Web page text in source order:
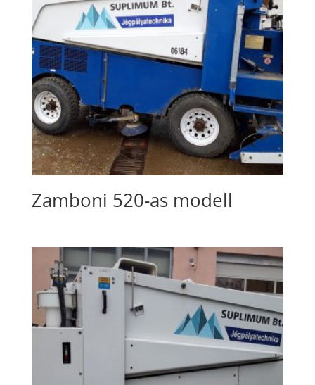
Zamboni 520-as modell